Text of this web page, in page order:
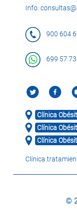
Info:
900 604
699 57
Clínica
Clínica
Clínica
Clínica
©